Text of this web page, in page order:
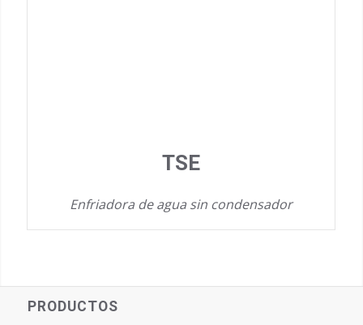
TSE
Enfriadora de agua sin condensador
PRODUCTOS